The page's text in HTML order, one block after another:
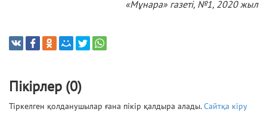
«Мұнара» газеті, №1, 2020 жыл
Пікірлер (0)
Тіркелген қолданушылар ғана пікір қалдыра алады.Сайтқа кіру